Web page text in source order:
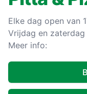
Elke dag open van
Vrijdag en
Meer info: